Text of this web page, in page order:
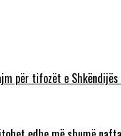
për tifozët e Shkëndijës